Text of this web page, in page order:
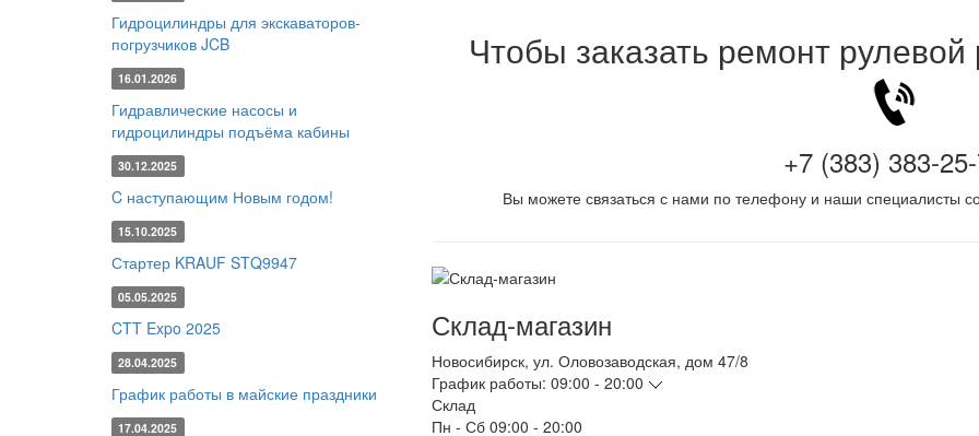
Гидроцилиндры для экскаваторов-
погрузчиков JCB
16.01.2026
Гидравлические насосы и
гидроцилиндры подъёма кабины
30.12.2025
C наступающим Новым годом!
15.10.2025
Стартер KRAUF STQ9947
05.05.2025
CTT Expo 2025
28.04.2025
График работы в майские праздники
17.04.2025
Чтобы заказать ремонт
+7 (383) 383-
Вы можете связаться с нами по телефону и наши специалисты
Склад-магазин
Новосибирск, ул. Оловозаводская, дом 47/8
График работы: 09:00 - 20:00
Склад
Пн - Сб 09:00 - 20:00